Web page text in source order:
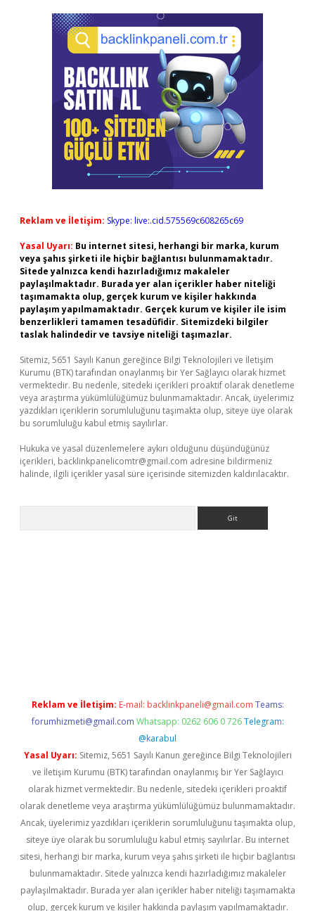
Reklam ve İletişim: Skype: live:.cid.575569c608265c69
Yasal Uyarı: Bu internet sitesi, herhangi bir marka, kurum
veya şahıs şirketi ile hiçbir bağlantısı bulunmamaktadır.
Sitede yalnızca kendi hazırladığımız makaleler
paylaşılmaktadır. Burada yer alan içerikler haber niteliği
taşımamakta olup, gerçek kurum ve kişiler hakkında
paylaşım yapılmamaktadır. Gerçek kurum ve kişiler ile isim
benzerlikleri tamamen tesadüfidir. Sitemizdeki bilgiler
taslak halindedir ve tavsiye niteliği taşımazlar.
Sitemiz, 5651 Sayılı Kanun gereğince Bilgi Teknolojileri ve İletişim
Kurumu (BTK) tarafından onaylanmış bir Yer Sağlayıcı olarak hizmet
vermektedir. Bu nedenle, sitedeki içerikleri proaktif olarak denetleme
veya araştırma yükümlülüğümüz bulunmamaktadır. Ancak, üyelerimiz
yazdıkları içeriklerin sorumluluğunu taşımakta olup, siteye üye olarak
bu sorumluluğu kabul etmiş sayılırlar.
Hukuka ve yasal düzenlemelere aykırı olduğunu düşündüğünüz
içerikleri, backlinkpanelicomtr@gmail.com adresine bildirmeniz
halinde, ilgili içerikler yasal süre içerisinde sitemizden kaldırılacaktır.
Reklam ve İletişim: E-mail: backlinkpaneli@gmail.com Teams:
forumhizmeti@gmail.com Whatsapp: 0262 606 0 726 Telegram:
@karabul
Yasal Uyarı: Sitemiz, 5651 Sayılı Kanun gereğince Bilgi Teknolojileri
ve İletişim Kurumu (BTK) tarafından onaylanmış bir Yer Sağlayıcı
olarak hizmet vermektedir. Bu nedenle, sitedeki içerikleri proaktif
olarak denetleme veya araştırma yükümlülüğümüz bulunmamaktadır.
Ancak, üyelerimiz yazdıkları içeriklerin sorumluluğunu taşımakta olup,
siteye üye olarak bu sorumluluğu kabul etmiş sayılırlar. Bu internet
sitesi, herhangi bir marka, kurum veya şahıs şirketi ile hiçbir bağlantısı
bulunmamaktadır. Sitede yalnızca kendi hazırladığımız makaleler
paylaşılmaktadır. Burada yer alan içerikler haber niteliği taşımamakta
olup, gerçek kurum ve kişiler hakkında paylaşım yapılmamaktadır.